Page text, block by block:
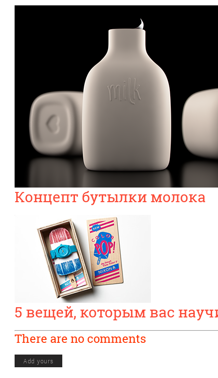
Концепт бутылки молока
5 вещей, которым вас
There are no comments
Add yours